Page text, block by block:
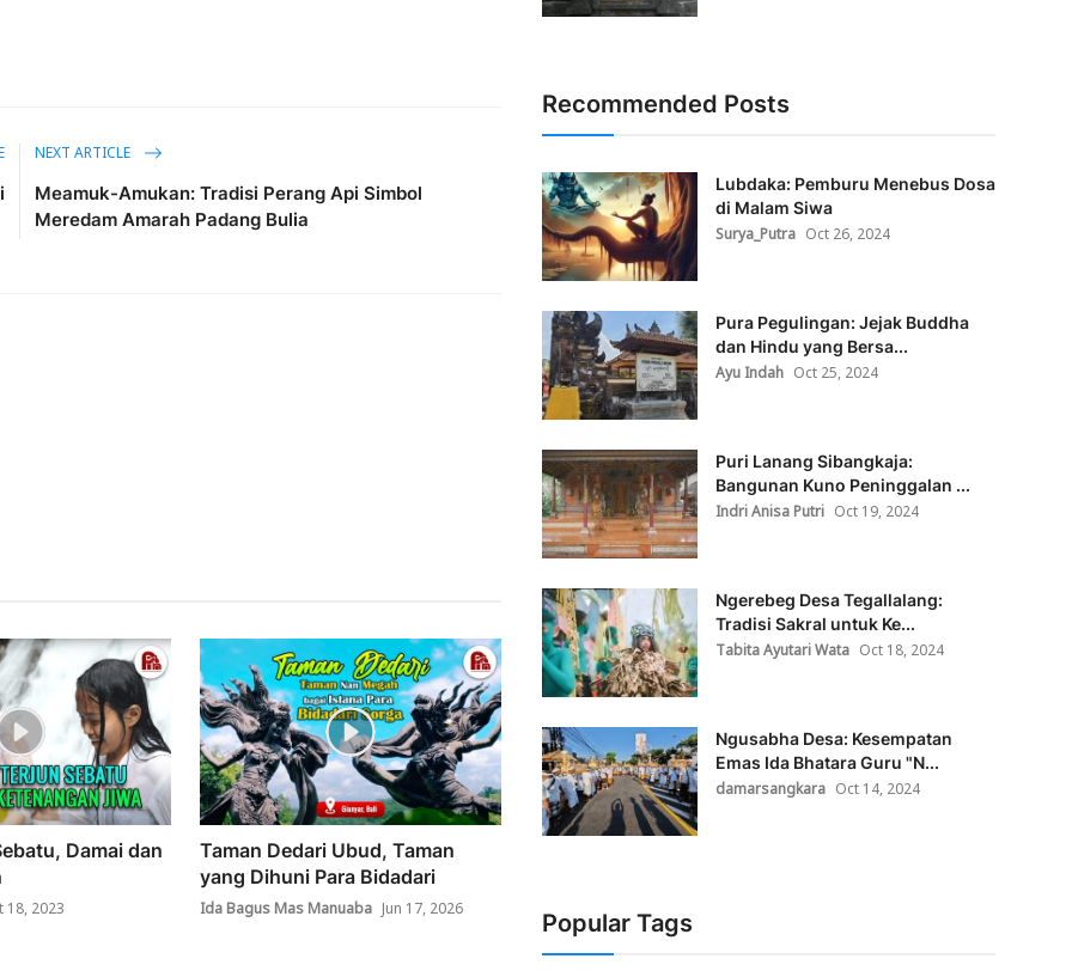
NEXT ARTICLE
Meamuk-Amukan: Tradisi Perang Api Simbol
Meredam Amarah Padang Bulia
Damai dan
18, 2023
Taman Dedari Ubud, Taman
yang Dihuni Para Bidadari
Ida Bagus Mas Manuaba Jun 17, 2026
Recommended Posts
Lubdaka: Pemburu Menebus Dosa
di Malam Siwa
Surya_Putra Oct 26, 2024
Pura Pegulingan: Jejak Buddha
dan Hindu yang Bersa...
Ayu Indah Oct 25, 2024
Puri Lanang Sibangkaja:
Bangunan Kuno Peninggalan ...
Indri Anisa Putri Oct 19, 2024
Ngerebeg Desa Tegallalang:
Tradisi Sakral untuk Ke...
Tabita Ayutari Wata Oct 18, 2024
Ngusabha Desa: Kesempatan
Emas Ida Bhatara Guru "N...
damarsangkara Oct 14, 2024
Popular Tags